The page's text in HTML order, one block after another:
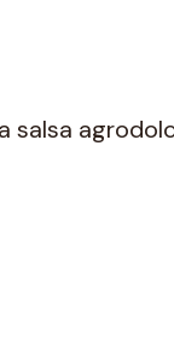
salsa